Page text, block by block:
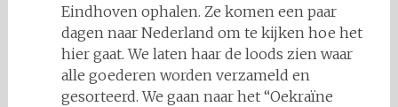
Eindhoven ophalen. Ze komen een paar
dagen naar Nederland om te kijken hoe het
hier gaat. We laten haar de loods zien waar
alle goederen worden verzameld en
gesorteerd. We gaan naar het “Oekraïne